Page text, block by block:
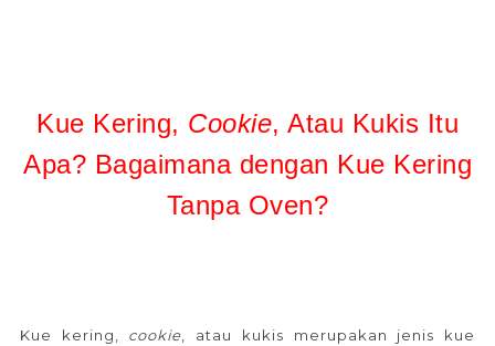
Kue Kering, Cookie, Atau Kukis Itu
Apa? Bagaimana dengan Kue Kering
Tanpa Oven?
Kue kering, cookie, atau kukis merupakan jenis kue